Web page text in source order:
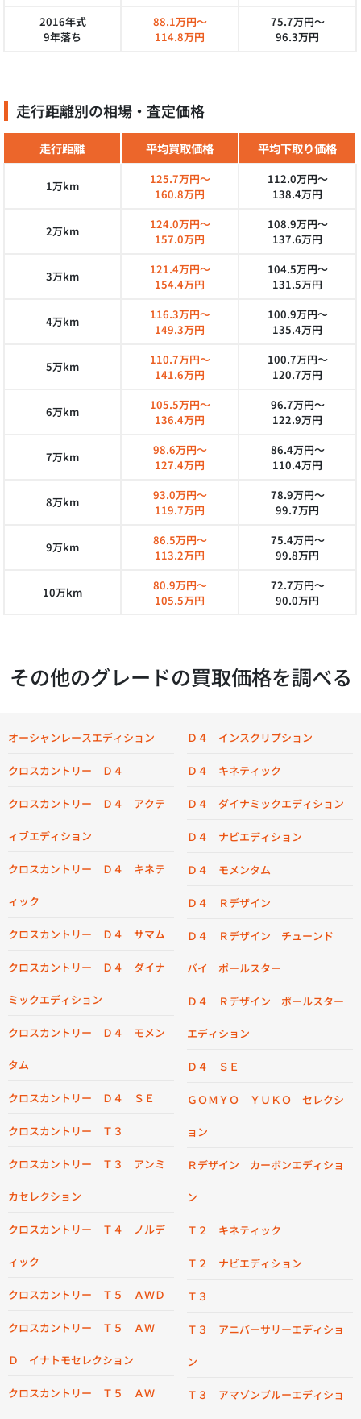
2016年式
9年落ち
88.1万円～
114.8万円
75.7万円～
96.3万円
走行距離別の相場・査定価格
走行距離 平均買取価格 平均下取り価格
1万km
125.7万円～
160.8万円
112.0万円～
138.4万円
2万km
124.0万円～
157.0万円
108.9万円～
137.6万円
3万km
121.4万円～
154.4万円
104.5万円～
131.5万円
4万km
116.3万円～
149.3万円
100.9万円～
135.4万円
5万km
110.7万円～
141.6万円
100.7万円～
120.7万円
6万km
105.5万円～
136.4万円
96.7万円～
122.9万円
7万km
98.6万円～
127.4万円
86.4万円～
110.4万円
8万km
93.0万円～
119.7万円
78.9万円～
99.7万円
9万km
86.5万円～
113.2万円
75.4万円～
99.8万円
10万km
80.9万円～
105.5万円
72.7万円～
90.0万円
その他のグレードの買取価格を調べる
オーシャンレースエディション
クロスカントリー Ｄ４
クロスカントリー Ｄ４ アクテ
ィブエディション
クロスカントリー Ｄ４ キネテ
ィック
クロスカントリー Ｄ４ サマム
クロスカントリー Ｄ４ ダイナ
ミックエディション
クロスカントリー Ｄ４ モメン
タム
クロスカントリー Ｄ４ ＳＥ
クロスカントリー Ｔ３
クロスカントリー Ｔ３ アンミ
カセレクション
クロスカントリー Ｔ４ ノルデ
ィック
クロスカントリー Ｔ５ ＡＷＤ
クロスカントリー Ｔ５ ＡＷ
Ｄ イナトモセレクション
クロスカントリー Ｔ５ ＡＷ
Ｄ４ インスクリプション
Ｄ４ キネティック
Ｄ４ ダイナミックエディション
Ｄ４ ナビエディション
Ｄ４ モメンタム
Ｄ４ Ｒデザイン
Ｄ４ Ｒデザイン チューンド
バイ ポールスター
Ｄ４ Ｒデザイン ポールスター
エディション
Ｄ４ ＳＥ
ＧＯＭＹＯ ＹＵＫＯ セレクシ
ョン
Ｒデザイン カーボンエディショ
ン
Ｔ２ キネティック
Ｔ２ ナビエディション
Ｔ３
Ｔ３ アニバーサリーエディショ
ン
Ｔ３ アマゾンブルーエディショ